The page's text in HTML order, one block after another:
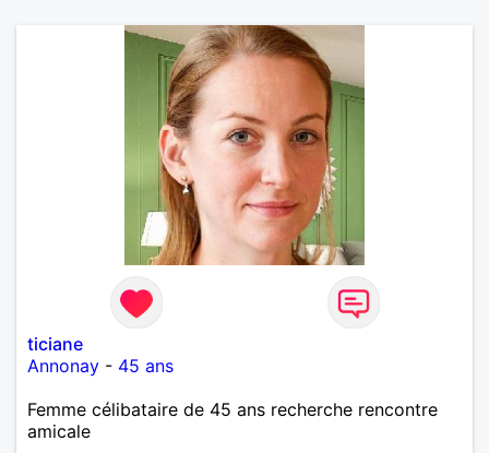
ticiane
Annonay - 45 ans
Femme célibataire de 45 ans recherche rencontre
amicale